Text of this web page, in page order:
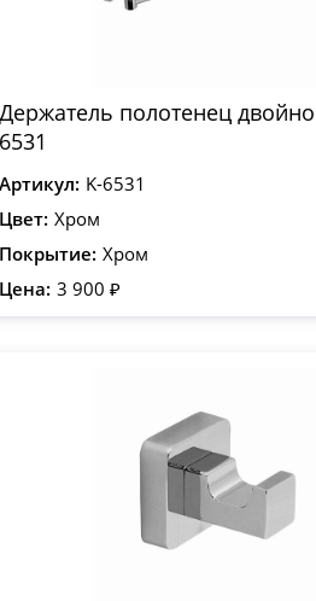
Держатель полотенец
6531
Артикул: K-6531
Цвет: Хром
Покрытие: Хром
Цена: 3 900 ₽